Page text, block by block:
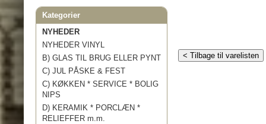
Kategorier
NYHEDER
NYHEDER VINYL
B) GLAS TIL BRUG ELLER PYNT
C) JUL PÅSKE & FEST
C) KØKKEN * SERVICE * BOLIG
NIPS
D) KERAMIK * PORCLÆN *
RELIEFFER m.m.
< Tilbage til varelisten